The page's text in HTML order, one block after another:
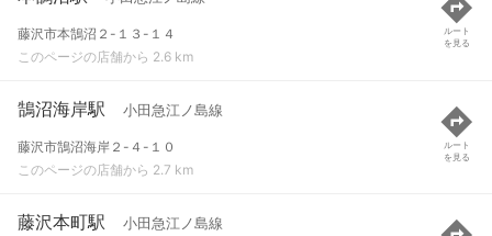
藤沢市本鵠沼２-１３-１４
このページの店舗から 2.6 km
ルート
を見る
鵠沼海岸駅 小田急江ノ島線
藤沢市鵠沼海岸２-４-１０
このページの店舗から 2.7 km
ルート
を見る
藤沢本町駅 小田急江ノ島線